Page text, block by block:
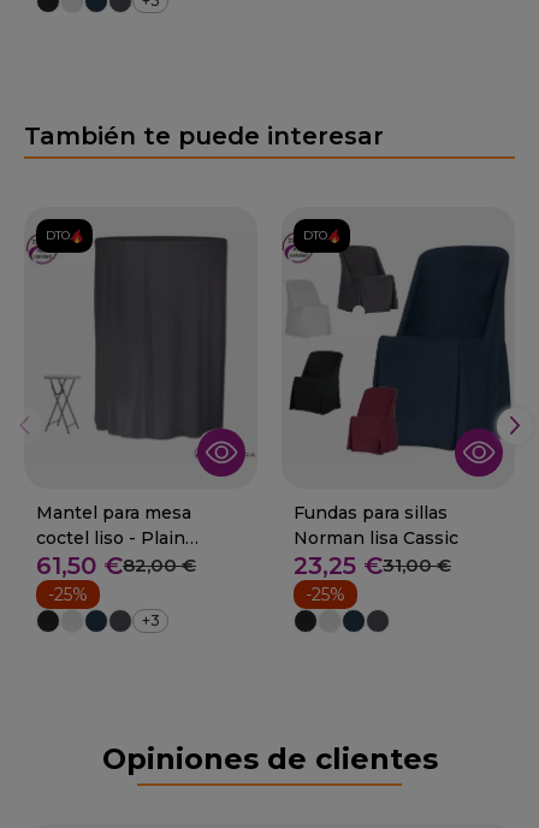
También te puede interesar
DTO.
Mantel para mesa
coctel liso - Plain
coctel80
61,50 €82,00 €
-25%
+3
DTO.
Fundas para sillas
Norman lisa Cassic
23,25 €31,00 €
-25%
Opiniones de clientes